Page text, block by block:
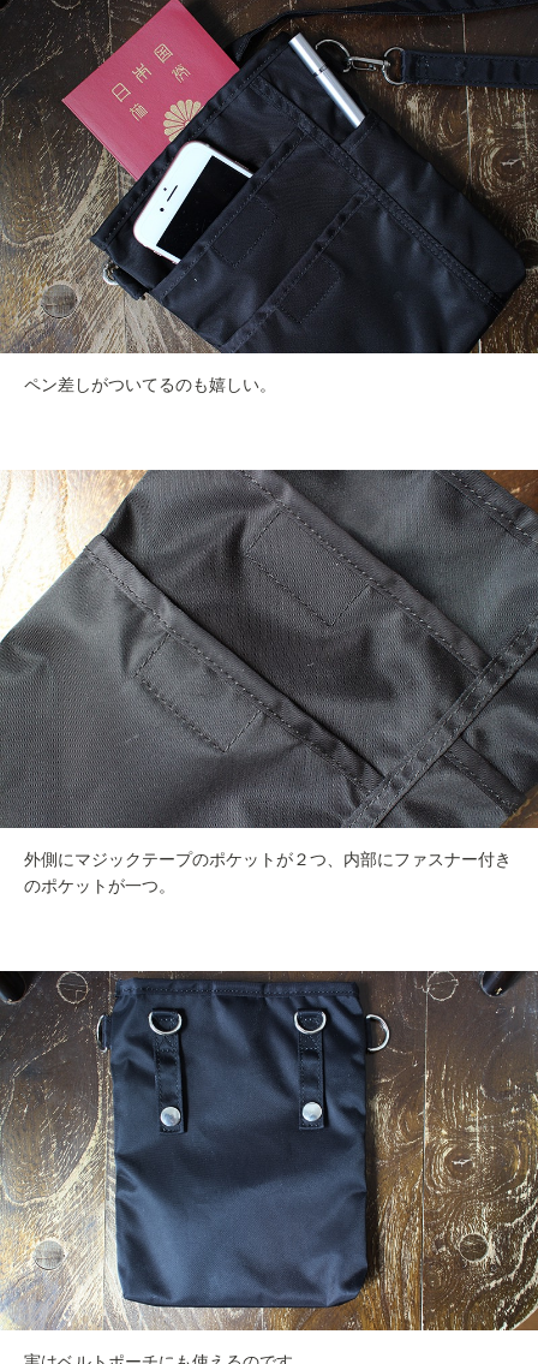
ペン差しがついてるのも嬉しい。
外側にマジックテープのポケットが２つ、内部にファスナー付き
のポケットが一つ。